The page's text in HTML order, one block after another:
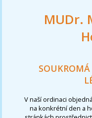
MUDr.
SOUKROMÁ
V naší ordinaci
na konkrétní den a